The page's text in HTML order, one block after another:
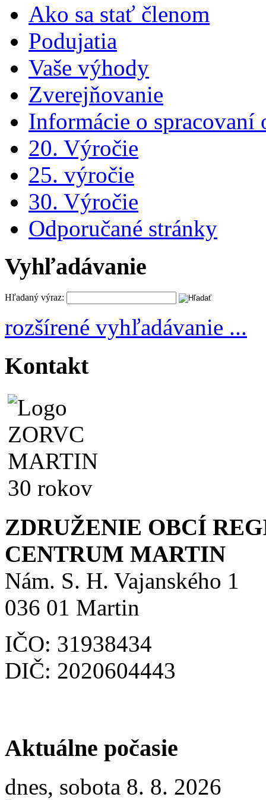
Ako sa stať členom
Podujatia
Vaše výhody
Zverejňovanie
Informácie o spracovaní
20. Výročie
25. výročie
30. Výročie
Odporučané stránky
Vyhľadávanie
Hľadaný výraz:
rozšírené vyhľadávanie ...
Kontakt
ZDRUŽENIE OBCÍ
CENTRUM MARTIN
Nám. S. H. Vajanského 1
036 01 Martin
IČO: 31938434
DIČ: 2020604443
Aktuálne počasie
dnes, sobota 8. 8. 2026